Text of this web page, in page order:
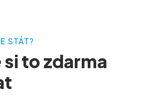
STÁT?
to zdarma